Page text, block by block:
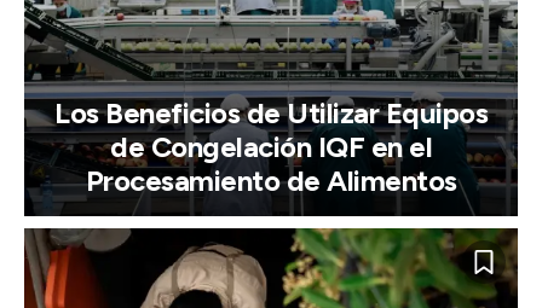
Los Beneficios de Utilizar Equipos
de Congelación IQF en el
Procesamiento de Alimentos